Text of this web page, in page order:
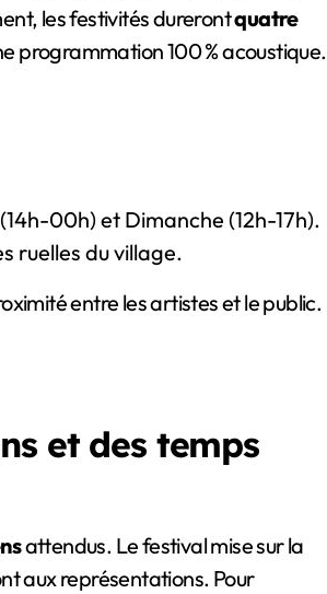
les festivités durerontquatre
programmation 100 % acoustique.
00h) et Dimanche (12h-17h).
ruelles du village.
entre les artistes et le public.
et des temps
attendus. Le festival mise sur la
aux représentations. Pour